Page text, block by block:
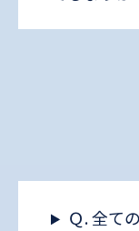
Ｑ. 全て